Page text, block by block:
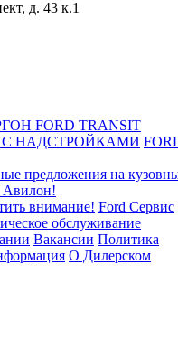
д. 43 к.1
FORD TRANSIT
С НАДСТРОЙКАМИ
предложения на
Авилон!
внимание! Ford Сервис
обслуживание
Вакансии Политика
О Дилерском